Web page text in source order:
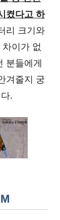
켰다고 하
리 크기와
이가 없
분들에게
겨줄지 궁
.